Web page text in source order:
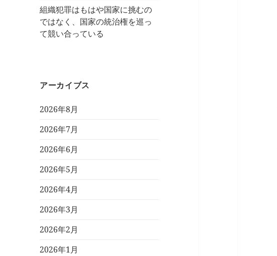
組織犯罪はもはや国家に挑むの
ではなく、国家の統治権を巡っ
て競い合っている
アーカイブス
2026年8月
2026年7月
2026年6月
2026年5月
2026年4月
2026年3月
2026年2月
2026年1月